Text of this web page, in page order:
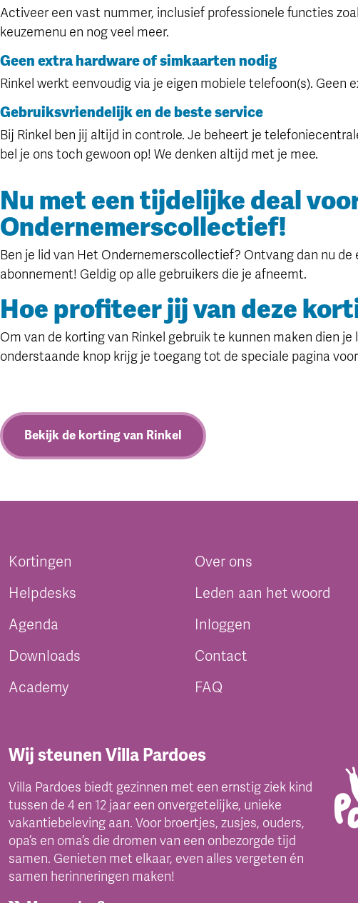
Activeer een vast nummer, inclusief professionele functies
keuzemenu en nog veel meer.
Geen extra hardware of simkaarten nodig
Rinkel werkt eenvoudig via je eigen mobiele telefoon(s).
Gebruiksvriendelijk en de beste service
Bij Rinkel ben jij altijd in controle. Je beheert je
bel je ons toch gewoon op! We denken altijd met je mee.
Nu met een tijdelijke deal
Ondernemerscollectief!
Ben je lid van Het Ondernemerscollectief? Ontvang dan nu de
abonnement! Geldig op alle gebruikers die je afneemt.
Hoe profiteer jij van deze
Om van de korting van Rinkel gebruik te kunnen maken dien
onderstaande knop krijg je toegang tot de speciale pagina
Bekijk de korting van Rinkel
Kortingen
Helpdesks
Agenda
Downloads
Academy
Over ons
Leden aan het woord
Inloggen
Contact
FAQ
Wij steunen Villa Pardoes
Villa Pardoes biedt gezinnen met een ernstig ziek kind
tussen de 4 en 12 jaar een onvergetelijke, unieke
vakantiebeleving aan. Voor broertjes, zusjes, ouders,
opa’s en oma’s die dromen van een onbezorgde tijd
samen. Genieten met elkaar, even alles vergeten én
samen herinneringen maken!